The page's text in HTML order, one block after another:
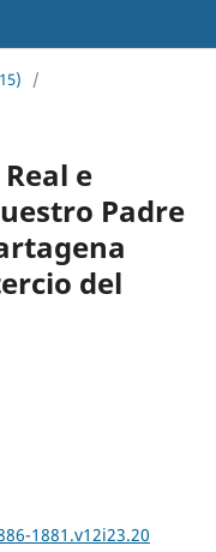
/
e
Padre
del
1881.v12i23.20